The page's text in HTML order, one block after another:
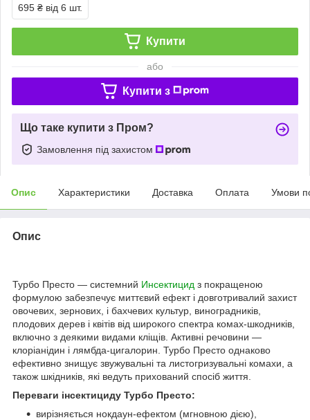
695 ₴ від 6 шт.
Купити
або
Купити з
Що таке купити з Пром?
Замовлення під захистом
Опис Характеристики Доставка Оплата Умови
Опис
Турбо Престо — системний Инсектицид з покращеною
формулою забезпечує миттєвий ефект і довготривалий захист
овочевих, зернових, і бахчевих культур, виноградників,
плодових дерев і квітів від широкого спектра комах-шкодників,
включно з деякими видами кліщів. Активні речовини —
клоріанідин і лямбда-цигалорин. Турбо Престо однаково
ефективно знищує звужувальні та листогризувальні комахи, а
також шкідників, які ведуть прихований спосіб життя.
Переваги інсектициду Турбо Престо:
вирізняється нокдаун-ефектом (мгновною дією),